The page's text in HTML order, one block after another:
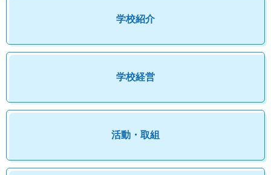
学校紹介
学校経営
活動・取組